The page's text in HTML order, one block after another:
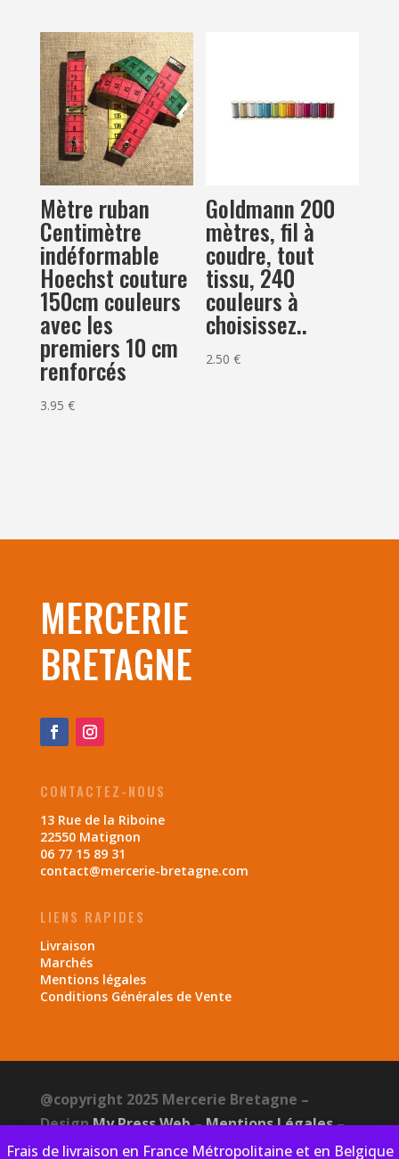
Frais de livraison en France Métropolitaine et en Belgique
Mètre ruban
Centimètre
indéformable
Hoechst couture
150cm couleurs
avec les
premiers 10 cm
renforcés
3.95 €
Goldmann 200
mètres, fil à
coudre, tout
tissu, 240
couleurs à
choisissez..
2.50€
MERCERIE
BRETAGNE
CONTACTEZ-NOUS
13 Rue de la Riboine
22550 Matignon
06 77 15 89 31
contact@mercerie-bretagne.com
LIENS RAPIDES
Livraison
Marchés
Mentions légales
Conditions Générales de Vente
@copyright 2025 Mercerie Bretagne –
DesignMy Press Web–Mentions Légales–
CGV–Politique de confidentialité